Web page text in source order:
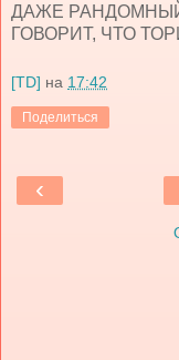
ДАЖЕ
ГОВОРИТ, ЧТО
[TD] на 17:42
Поделиться
‹